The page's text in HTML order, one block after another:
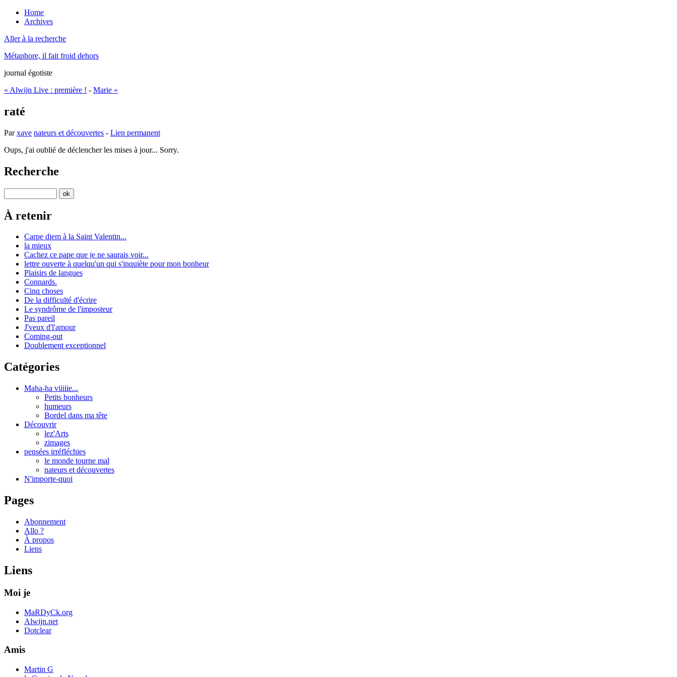
Home
Archives
Aller à la recherche
Métaphore, il fait froid dehors
journal égotiste
« Alwijn Live : première ! - Marie »
raté
Parxave nateurs et découvertes - Lien permanent
Oups, j'ai oublié de déclencher les mises à jour... Sorry.
Recherche
À retenir
Carpe diem à la Saint Valentin...
la mieux
Cachez ce pape que je ne saurais voir...
lettre ouverte à quelqu'un qui s'inquiète pour mon bonheur
Plaisirs de langues
Connards.
Cinq choses
De la difficulté d'écrire
Le syndrôme de l'imposteur
Pas pareil
J'veux d'l'amour
Coming-out
Doublement exceptionnel
Catégories
Maha-ha viiiiie...
Petits bonheurs
humeurs
Bordel dans ma tête
Découvrir
lez'Arts
zimages
pensées irréfléchies
le monde tourne mal
nateurs et découvertes
N'importe-quoi
Pages
Abonnement
Allo ?
À propos
Liens
Liens
Moi je
MaRDyCk.org
Alwijn.net
Dotclear
Amis
Martin G